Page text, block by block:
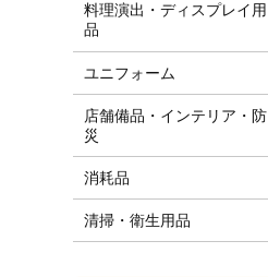
料理演出・ディスプレイ用
品
ユニフォーム
店舗備品・インテリア・防
災
消耗品
清掃・衛生用品